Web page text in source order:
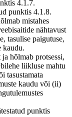
4.1.7.
punktis 4.1.8.
mistahes
nähtavust
tasulise paigutuse,
kaudu.
hõlmab protsessi,
liikluse mahtu
tasustamata
kaudu või (ii)
punktis